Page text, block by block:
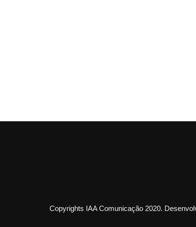
Copyrights IAA Comunicação 2020.